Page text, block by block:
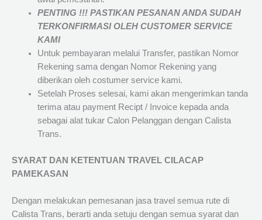
PENTING !!! PASTIKAN PESANAN ANDA SUDAH
TERKONFIRMASI OLEH CUSTOMER SERVICE
KAMI
Untuk pembayaran melalui Transfer, pastikan Nomor
Rekening sama dengan Nomor Rekening yang
diberikan oleh costumer service kami.
Setelah Proses selesai, kami akan mengerimkan tanda
terima atau payment Recipt / Invoice kepada anda
sebagai alat tukar Calon Pelanggan dengan Calista
Trans.
SYARAT DAN KETENTUAN TRAVEL CILACAP
PAMEKASAN
Dengan melakukan pemesanan jasa travel semua rute di
Calista Trans, berarti anda setuju dengan semua syarat dan